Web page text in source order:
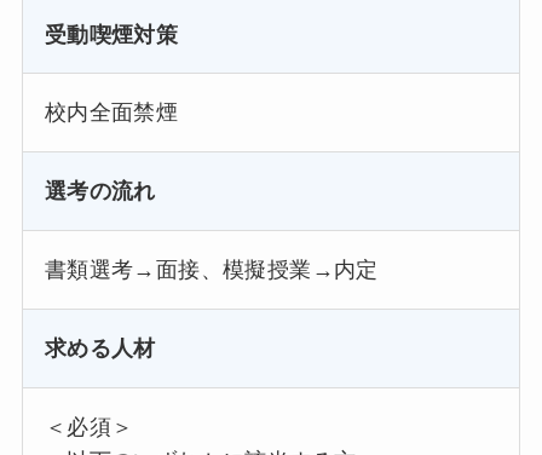
受動喫煙対策
校内全面禁煙
選考の流れ
書類選考→面接、模擬授業→内定
求める人材
＜必須＞